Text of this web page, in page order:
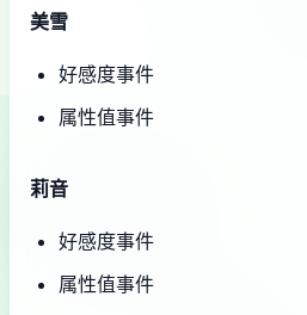
美雪
好感度事件
属性值事件
莉音
好感度事件
属性值事件